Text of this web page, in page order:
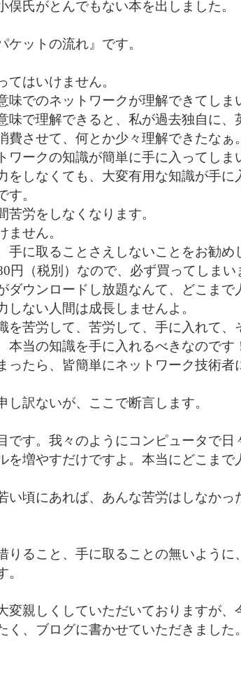
氏がとんでもない本を出しました。
ットの流れ』です。
はいけません。
でのネットワークが理解できてしま
で理解できると、私が過去独自に、
費させて、何とか少々理解できたなぁ
ワークの知識が簡単に手に入ってしま
しなくても、大変有用な知識が手に
す。
労をしなくなります。
せん。
に取ることさえしないことをお勧め
（税別）なので、必ず買ってしまい
ウンロードし放題なんて、どこまで
ない人間は成長しませんよ。
苦労して、苦労して、手に入れて、
本当の知識を手に入れるべきなのです
たら、皆簡単にネットワーク技術者
訳ないが、ここで断言します。
す。我々のようにコンピュータで日
を増やすだけですよ。本当にどこまで
い頃にあれば、あんな苦労はしなかっ
ること、手に取ることの無いように
親しくしていただいておりますが、
く、ブログに書かせていただきました。